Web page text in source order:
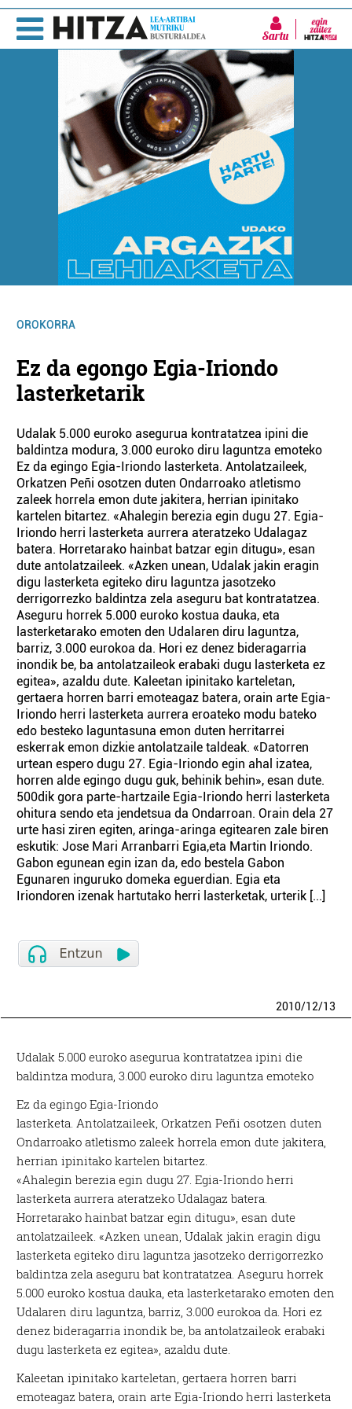
Sartu
OROKORRA
Ez da egongo Egia-Iriondo
lasterketarik
Udalak 5.000 euroko asegurua kontratatzea ipini die
baldintza modura, 3.000 euroko diru laguntza emoteko
Ez da egingo Egia-Iriondo lasterketa. Antolatzaileek,
Orkatzen Peñi osotzen duten Ondarroako atletismo
zaleek horrela emon dute jakitera, herrian ipinitako
kartelen bitartez. «Ahalegin berezia egin dugu 27. Egia-
Iriondo herri lasterketa aurrera ateratzeko Udalagaz
batera. Horretarako hainbat batzar egin ditugu», esan
dute antolatzaileek. «Azken unean, Udalak jakin eragin
digu lasterketa egiteko diru laguntza jasotzeko
derrigorrezko baldintza zela aseguru bat kontratatzea.
Aseguru horrek 5.000 euroko kostua dauka, eta
lasterketarako emoten den Udalaren diru laguntza,
barriz, 3.000 eurokoa da. Hori ez denez bideragarria
inondik be, ba antolatzaileok erabaki dugu lasterketa ez
egitea», azaldu dute. Kaleetan ipinitako karteletan,
gertaera horren barri emoteagaz batera, orain arte Egia-
Iriondo herri lasterketa aurrera eroateko modu bateko
edo besteko laguntasuna emon duten herritarrei
eskerrak emon dizkie antolatzaile taldeak. «Datorren
urtean espero dugu 27. Egia-Iriondo egin ahal izatea,
horren alde egingo dugu guk, behinik behin», esan dute.
500dik gora parte-hartzaile Egia-Iriondo herri lasterketa
ohitura sendo eta jendetsua da Ondarroan. Orain dela 27
urte hasi ziren egiten, aringa-aringa egitearen zale biren
eskutik: Jose Mari Arranbarri Egia,eta Martin Iriondo.
Gabon egunean egin izan da, edo bestela Gabon
Egunaren inguruko domeka eguerdian. Egia eta
Iriondoren izenak hartutako herri lasterketak, urterik [...]
2010/12/13
Udalak 5.000 euroko asegurua kontratatzea ipini die
baldintza modura, 3.000 euroko diru laguntza emoteko
Ez da egingo Egia-Iriondo
lasterketa. Antolatzaileek, Orkatzen Peñi osotzen duten
Ondarroako atletismo zaleek horrela emon dute jakitera,
herrian ipinitako kartelen bitartez.
«Ahalegin berezia egin dugu 27. Egia-Iriondo herri
lasterketa aurrera ateratzeko Udalagaz batera.
Horretarako hainbat batzar egin ditugu», esan dute
antolatzaileek. «Azken unean, Udalak jakin eragin digu
lasterketa egiteko diru laguntza jasotzeko derrigorrezko
baldintza zela aseguru bat kontratatzea. Aseguru horrek
5.000 euroko kostua dauka, eta lasterketarako emoten den
Udalaren diru laguntza, barriz, 3.000 eurokoa da. Hori ez
denez bideragarria inondik be, ba antolatzaileok erabaki
dugu lasterketa ez egitea», azaldu dute.
Kaleetan ipinitako karteletan, gertaera horren barri
emoteagaz batera, orain arte Egia-Iriondo herri lasterketa